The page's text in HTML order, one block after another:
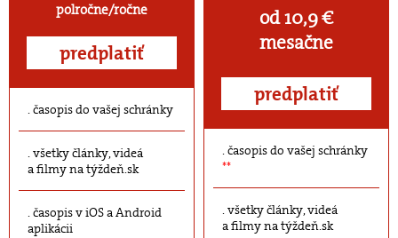
polročne/ročne
predplatiť
časopis do vašej schránky
všetky články, videá
a filmy na týždeň.sk
časopis v iOS a Android
aplikácii
od 10,9 €
mesačne
predplatiť
časopis do vašej schránky
**
všetky články, videá
a filmy na týždeň.sk